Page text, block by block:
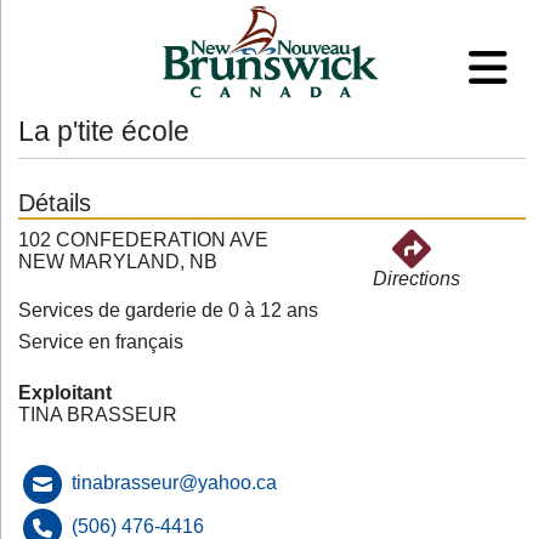
La p'tite école
Détails
102 CONFEDERATION AVE
NEW MARYLAND, NB
Directions
Services de garderie de 0 à 12 ans
Service en français
Exploitant
TINA BRASSEUR
tinabrasseur@yahoo.ca
(506) 476-4416